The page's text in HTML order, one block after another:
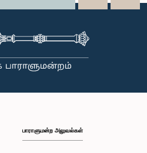
பாராளுமன்ற அலுவல்கள்